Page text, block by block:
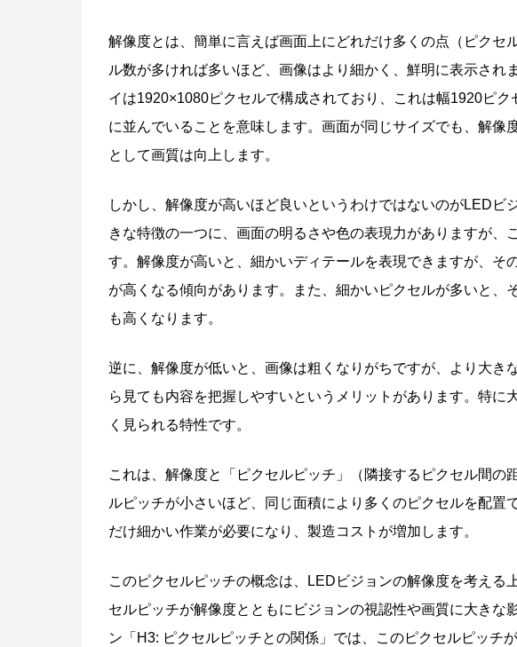
解像度とは、簡単に言えば画面上にどれだけ多くの点（ピクセ
ル数が多ければ多いほど、画像はより細かく、鮮明に表示され
イは1920×1080ピクセルで構成されており、これは幅1920ピ
に並んでいることを意味します。画面が同じサイズでも、解像
として画質は向上します。
しかし、解像度が高いほど良いというわけではないのがLEDビ
きな特徴の一つに、画面の明るさや色の表現力がありますが、
す。解像度が高いと、細かいディテールを表現できますが、そ
が高くなる傾向があります。また、細かいピクセルが多いと、
も高くなります。
逆に、解像度が低いと、画像は粗くなりがちですが、より大き
ら見ても内容を把握しやすいというメリットがあります。特に
く見られる特性です。
これは、解像度と「ピクセルピッチ」（隣接するピクセル間の
ルピッチが小さいほど、同じ面積により多くのピクセルを配置
だけ細かい作業が必要になり、製造コストが増加します。
このピクセルピッチの概念は、LEDビジョンの解像度を考える
セルピッチが解像度とともにビジョンの視認性や画質に大きな
ン「H3: ピクセルピッチとの関係」では、このピクセルピッチ